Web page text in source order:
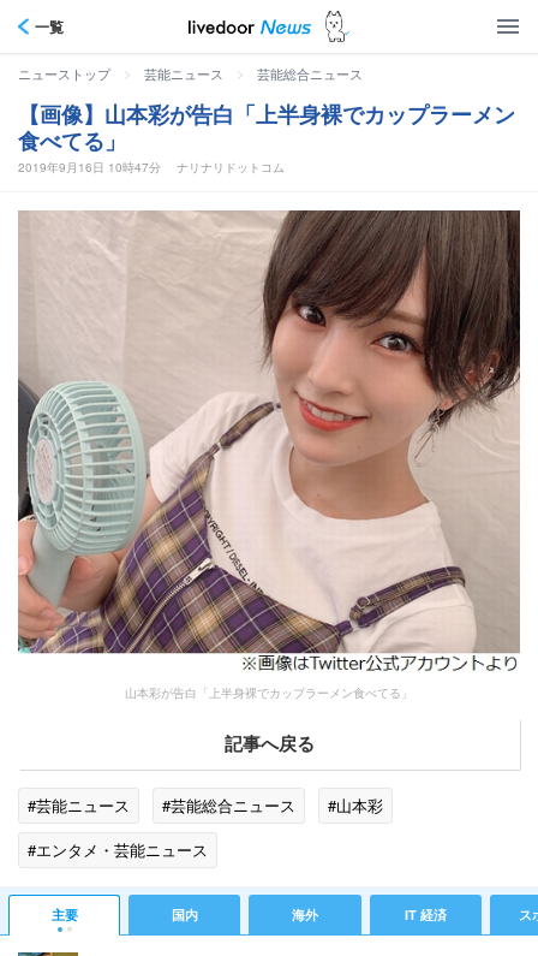
一覧
ニューストップ > 芸能ニュース > 芸能総合ニュース
【画像】山本彩が告白「上半身裸でカップラーメン
食べてる」
2019年9月16日 10時47分 ナリナリドットコム
山本彩が告白「上半身裸でカップラーメン食べてる」
記事へ戻る
#芸能ニュース #芸能総合ニュース
#山本彩
#エンタメ・芸能ニュース
主要 国内 海外 IT 経済 ス